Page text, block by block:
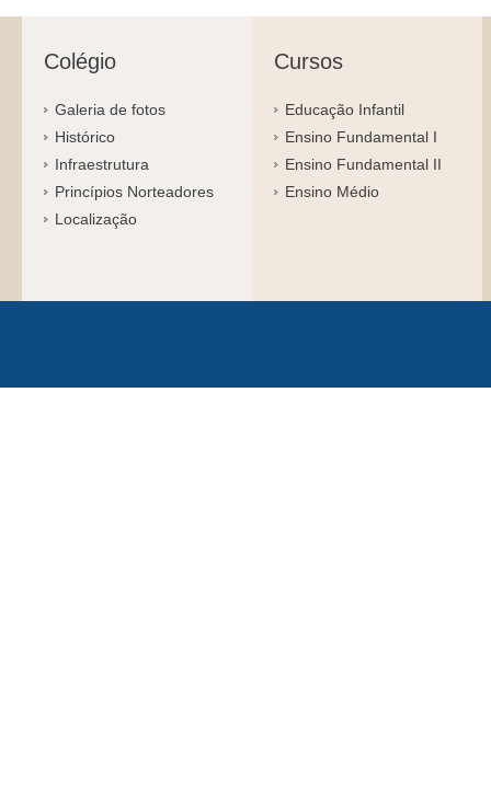
Colégio
Galeria de fotos
Histórico
Infraestrutura
Princípios Norteadores
Localização
Cursos
Educação Infantil
Ensino Fundamental I
Ensino Fundamental II
Ensino Médio